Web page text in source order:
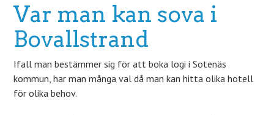
Var man kan sova i
Bovallstrand
Ifall man bestämmer sig för att boka logi i Sotenäs
kommun, har man många val då man kan hitta olika hotell
för olika behov.